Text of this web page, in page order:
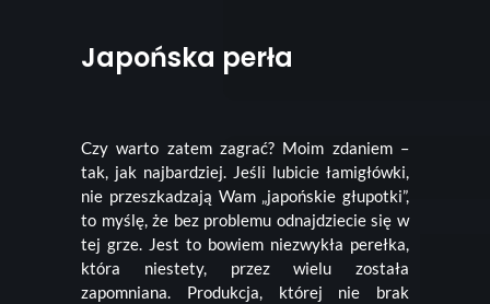
Japońska perła
Czy warto zatem zagrać? Moim zdaniem –
tak, jak najbardziej. Jeśli lubicie łamigłówki,
nie przeszkadzają Wam „japońskie głupotki”,
to myślę, że bez problemu odnajdziecie się w
tej grze. Jest to bowiem niezwykła perełka,
która niestety, przez wielu została
zapomniana. Produkcja, której nie brak